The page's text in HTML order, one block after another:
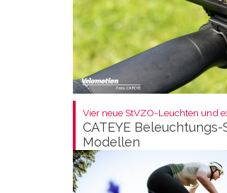
Vier neue StVZO-Leuchten und
CATEYE
Modellen